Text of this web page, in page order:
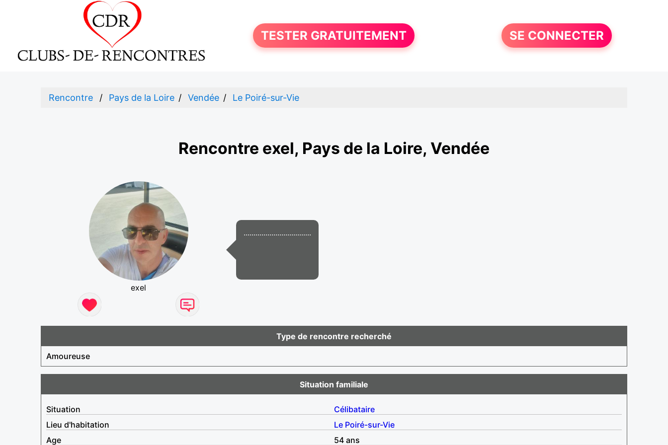
TESTER GRATUITEMENT SE CONNECTER
Rencontre Pays de la Loire Vendée Le Poiré-sur-Vie
Rencontre exel, Pays de la Loire, Vendée
exel
..................................
Type de rencontre recherché
Amoureuse
Situation familiale
Situation
Célibataire
Lieu d'habitation
Le Poiré-sur-Vie
Age
54 ans